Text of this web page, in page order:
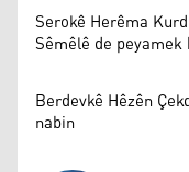
Serokê Herêma
Sêmêlê de
Berdevkê Hêzên
nabin